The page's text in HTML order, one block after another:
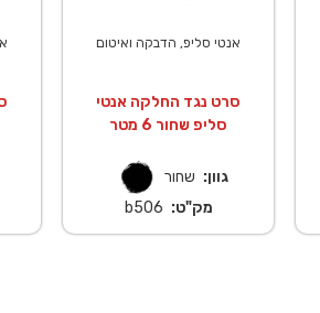
אנטי סליפ, הדבקה ואיטום
סרט נגד החלקה אנטי
סליפ שחור 6 מטר
גוון: שחור
מק"ט: b506